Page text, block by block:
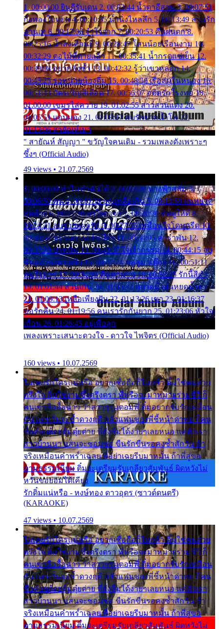
1. 00:00:00 ยินดีรับเดน 2. 00:03:44 น้ำตาอีสาน 3. 00:07:51
กิ่งทองใบหยก 4. 00:10:35 น้ำนิ่งไหลลึก 5. 00:13:49 ลานรัก
ลานเท 6. 00:17:06 จำใจจาก 7. 00:20:53 คืนฝนตก 8.
00:25:16 น้ำลงเดือนยี่ 9. 00:28:47 โสนน้อยเรือนงาม 10.
00:32:29 ตอไม้ที่ตายแล้ว 11. 00:35:41 น้ำกรดแช่เย็น 12.
00:39:08 อยากฟังซ้ำ 13. 00:42:32 รู้ว่าเขาหลอก 14.
00:45:25 รอหน่อยน้องติ๋ม 15. 00:48:56 เรือล่มในหนอง 16.
00:51:43 บัตรเชิญสีเลือด 17. 00:56:07 อดีตรักโรงทอ 18.
01:00:00 เขมรไล่ควาย 19. 01:02:55 สาวสวนแตง 20.
01:05:51 แอบมอง 21. 01:09:27 พบรักปากน้ำโพ 22.
01:13:06 สายัณห์เมา
" สายัณห์ สัญญา " ขวัญใจคนเดิม - รวมเพลงดังเพราะๆ
ซึ้งๆ (Official Audio)
49 views • 21.07.2569
1. 00:00:00 ทำไมทำฉันได้ 2. 00:03:20 นางฟ้าสลัม 3.
00:06:50 คน 4. 00:10:36 บุญเหลือเกิน 5. 00:13:58 ฝนหยาด
สุดท้าย 6. 00:17:30 ยาใจยาจก 7. 00:20:30 คิดดูให้ดี 8.
00:24:21 ลบรอยแผลรัก 9. 00:27:35 เหมือนใจโดนกรีด 10.
00:30:54 ขบวนการเปาเปียว 11. 00:34:05 คำรำพัน 12.
00:37:20 ปาหนัน 13. 00:40:37 ใจเจ้ากรรม 14. 00:44:15 จูบ
ฉันแล้วจงตายเสีย 15. 00:47:24 ขอสูมาเต๊อะ 16. 00:51:11
คนใจมาร 17. 00:54:50 คืนทรมาน 18. 00:58:25 รักนี้สีดำ
19. 01:01:44 ส่วนเกิน 20. 01:05:42 หยาดน้ำฝนหยดน้ำตา
21. 01:09:13 เหลือเพียงฝัน 22. 01:13:26 เขา 23. 01:16:37
ขอรักคืน 24. 01:19:56 คนเรารักกันยาก 25. 01:23:06 หัวใจ
เถื่อน 26. 01:26:45 อยู่เพื่อลูก
เพลงเพราะเสนาะดวงใจ - ดาวใจ ไพจิตร (Official Audio)
160 views • 10.07.2569
ไม่เคยรักใครแน่หรือ อยากเชื่อถือก็ไม่กล้า ติ๋มใช่คนสวย
ตรึงใจ ติ๋มใช่งามซึ้งตรึงตรา พี่หรือจะมาหมายร่วมชีวี ก็
คนเขาลืออื้อฉาว ว่าสาวๆรุมตอมพี่ ติ๋มอยากรับรักเหมือน
กัน แต่หวั่นจะช้ำดวงฤดี กลัวแฟนของพี่ชี้หน้าด่าทอ ก็คน
ชื่อต๋อยต้อยตุ้มตุ๋ยต่าย พี่ยังลืมได้ง่ายๆเลยหนอ แค่ตัวเรา
สาวบ้านนา แสนจะซอมซ่อ ขืนรักขืนรอคงช้ำสักวัน ถ้า
จริงเหมือนคำพร่ำเฉลย พี่อย่าเฉยรีบมาหมั้น ถ้าพี่สู่ขอ
ตามธรรมเนียม ติ๋มจะเตรียมรับเกลียวสัมพันธ์ ผิดหวังไม่
หวั่นขอยอมได้เคียง
รักติ๋มแน่หรือ - หงษ์ทอง ดาวอุดร (ซาวด์ดนตรี)
(KARAOKE)
47 views • 10.07.2569
ไม่เคยรักใครแน่หรือ อยากเชื่อถือก็ไม่กล้า ติ๋มใช่คนสวย
ตรึงใจ ติ๋มใช่งามซึ้งตรึงตรา พี่หรือจะมาหมายร่วมชีวี ก็
คนเขาลืออื้อฉาว ว่าสาวๆรุมตอมพี่ ติ๋มอยากรับรักเหมือน
กัน แต่หวั่นจะช้ำดวงฤดี กลัวแฟนของพี่ชี้หน้าด่าทอ ก็คน
ชื่อต๋อยต้อยตุ้มตุ๋ยต่าย พี่ยังลืมได้ง่ายๆเลยหนอ แค่ตัวเรา
สาวบ้านนา แสนจะซอมซ่อ ขืนรักขืนรอคงช้ำสักวัน ถ้า
จริงเหมือนคำพร่ำเฉลย พี่อย่าเฉยรีบมาหมั้น ถ้าพี่สู่ขอ
ตามธรรมเนียม ติ๋มจะเตรียมรับเกลียวสัมพันธ์ ผิดหวังไม่